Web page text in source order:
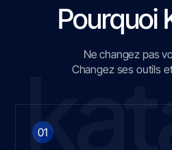
Pourquoi
Ne changez pas
Changez ses outils
01